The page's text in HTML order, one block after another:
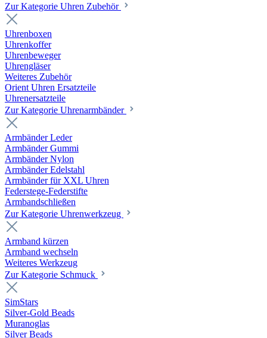
Zur Kategorie Uhren Zubehör
Uhrenboxen
Uhrenkoffer
Uhrenbeweger
Uhrengläser
Weiteres Zubehör
Orient Uhren Ersatzteile
Uhrenersatzteile
Zur Kategorie Uhrenarmbänder
Armbänder Leder
Armbänder Gummi
Armbänder Nylon
Armbänder Edelstahl
Armbänder für XXL Uhren
Federstege-Federstifte
Armbandschließen
Zur Kategorie Uhrenwerkzeug
Armband kürzen
Armband wechseln
Weiteres Werkzeug
Zur Kategorie Schmuck
SimStars
Silver-Gold Beads
Muranoglas
Silver Beads